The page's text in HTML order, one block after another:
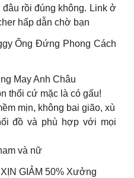
rồi đúng không. Link ở
hấp dẫn chờ bạn
Ống Đứng Phong Cách
May Anh Châu
thổi cứ mặc là có gấu!
mịn, không bai gião, xù
đồ và phù hợp với mọi
và nữ
GIẢM 50% Xưởng